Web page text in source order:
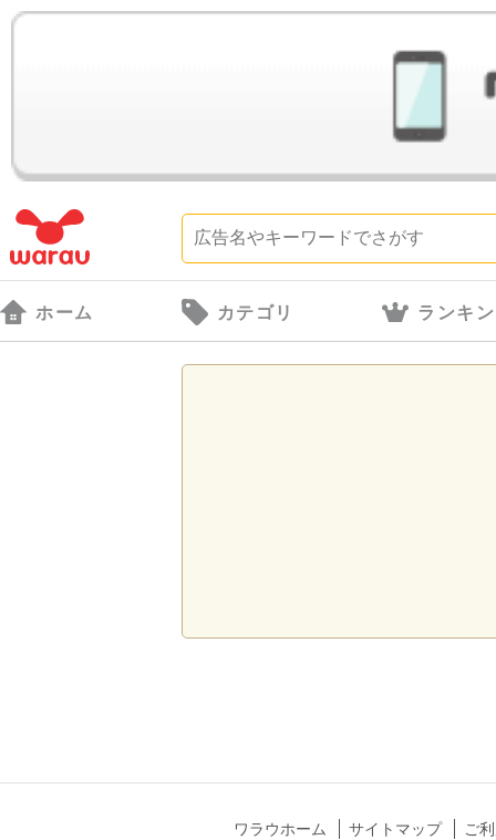
ホーム カテゴリ ランキ
ワラウホーム サイトマップ ご